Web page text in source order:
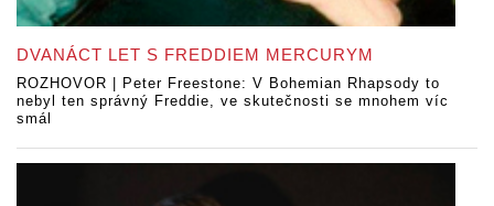
DVANÁCT LET S FREDDIEM MERCURYM
ROZHOVOR | Peter Freestone: V Bohemian Rhapsody to
nebyl ten správný Freddie, ve skutečnosti se mnohem víc
smál